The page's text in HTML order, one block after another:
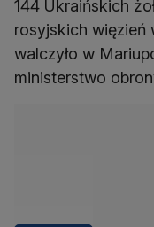
144 Ukraińskich
rosyjskich więzień
walczyło w
ministerstwo